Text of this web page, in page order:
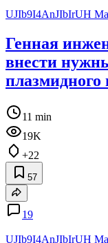
UJIb9I4AnJIbIrUH
Генная
внести
плазмидного
11 min
19K
+22
57
19
UJIb9I4AnJIbIrUH